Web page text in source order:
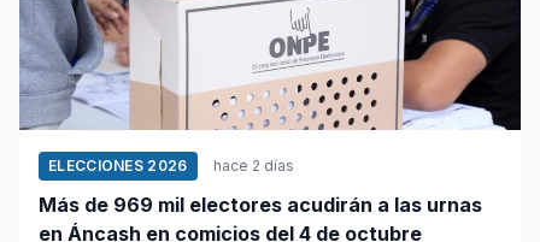
ELECCIONES 2026 hace 2 días
Más de 969 mil electores acudirán a las urnas
en Áncash en comicios del 4 de octubre